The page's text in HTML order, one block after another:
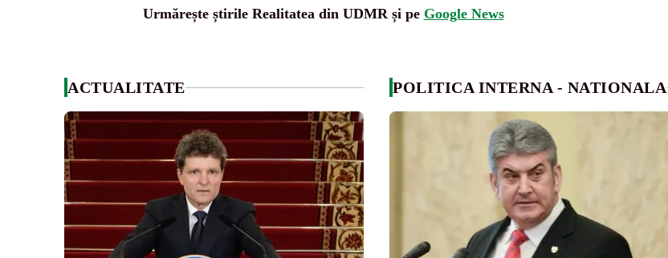
Urmărește știrile Realitatea din UDMR și pe Google News
ACTUALITATE POLITICA INTERNA - NATIONALA